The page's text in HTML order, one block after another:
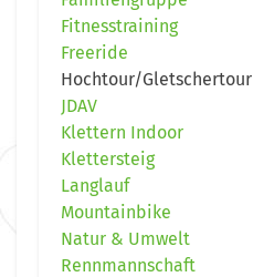
Fitnesstraining
Freeride
Hochtour/Gletschertour
JDAV
Klettern Indoor
Klettersteig
Langlauf
Mountainbike
Natur & Umwelt
Rennmannschaft